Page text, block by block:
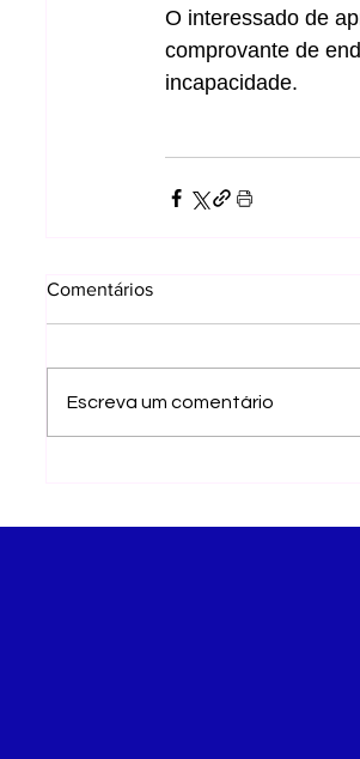
O interessado de
comprovante de
incapacidade.
Comentários
Escreva um comentário